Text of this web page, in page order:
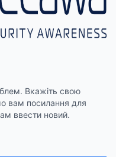
Вкажіть свою
вам посилання для
ввести новий.